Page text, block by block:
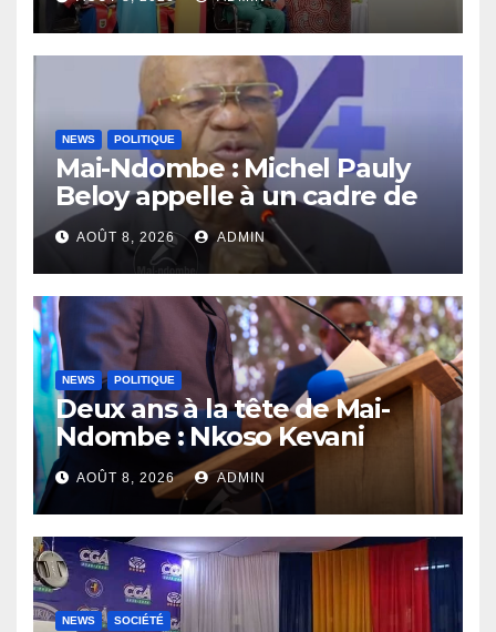
compétences au service de
la nation
NEWS POLITIQUE
Mai-Ndombe : Michel Pauly
Beloy appelle à un cadre de
concertation avant la tenue
du dialogue inclusif
AOÛT 8, 2026 ADMIN
NEWS POLITIQUE
Deux ans à la tête de Mai-
Ndombe : Nkoso Kevani
défend son bilan et fait de la
sécurité sa priorité
AOÛT 8, 2026 ADMIN
NEWS SOCIÉTÉ